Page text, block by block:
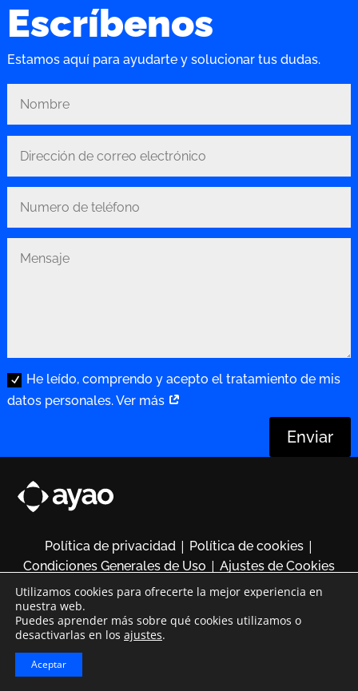
Escríbenos
Estamos aquí para ayudarte y solucionar tus dudas.
He leído, comprendo y acepto el tratamiento de mis
datos personales. Ver más
Enviar
Política de privacidad| Política de cookies|
Condiciones Generales de Uso | Ajustes de Cookies
Utilizamos cookies para ofrecerte la mejor experiencia en
nuestra web.
Puedes aprender más sobre qué cookies utilizamos o
desactivarlas en los ajustes.
Aceptar